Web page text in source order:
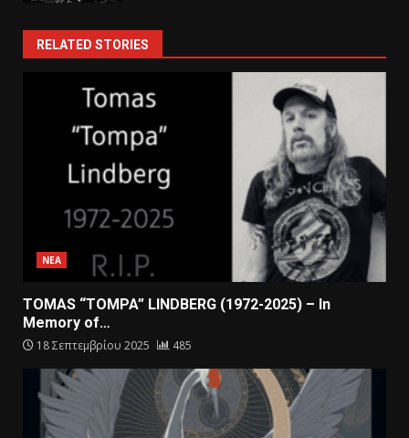
RELATED STORIES
ΝΕΑ
TOMAS “TOMPA” LINDBERG (1972-2025) – In
Memory of…
18 Σεπτεμβρίου 2025 485